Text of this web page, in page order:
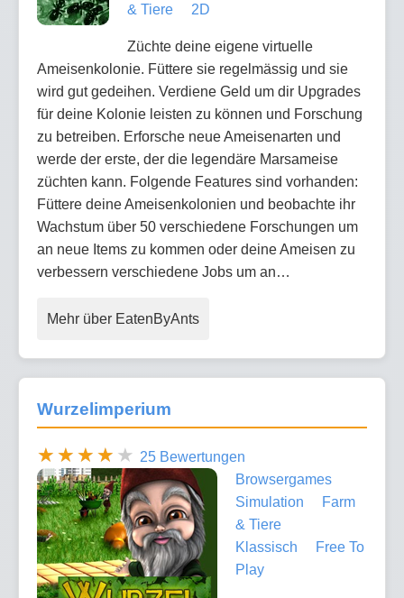
& Tiere
2D
Züchte deine eigene virtuelle
Ameisenkolonie. Füttere sie regelmässig und sie
wird gut gedeihen. Verdiene Geld um dir Upgrades
für deine Kolonie leisten zu können und Forschung
zu betreiben. Erforsche neue Ameisenarten und
werde der erste, der die legendäre Marsameise
züchten kann. Folgende Features sind vorhanden:
Füttere deine Ameisenkolonien und beobachte ihr
Wachstum über 50 verschiedene Forschungen um
an neue Items zu kommen oder deine Ameisen zu
verbessern verschiedene Jobs um an…
Mehr über EatenByAnts
Wurzelimperium
25 Bewertungen
Browsergames
Simulation
Farm
& Tiere
Klassisch
Free To
Play